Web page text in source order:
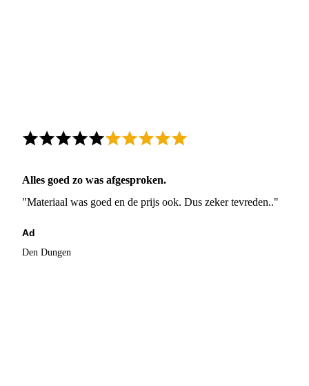
Alles goed zo was afgesproken.
"Materiaal was goed en de prijs ook. Dus zeker tevreden.."
Ad
Den Dungen